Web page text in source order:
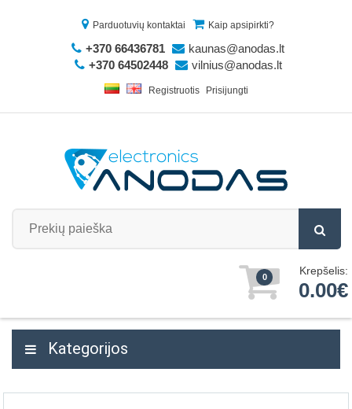
Parduotuvių kontaktai Kaip apsipirkti?
+370 66436781
kaunas@anodas.lt
+370 64502448
vilnius@anodas.lt
Registruotis Prisijungti
0 Krepšelis:
0.00€
Kategorijos